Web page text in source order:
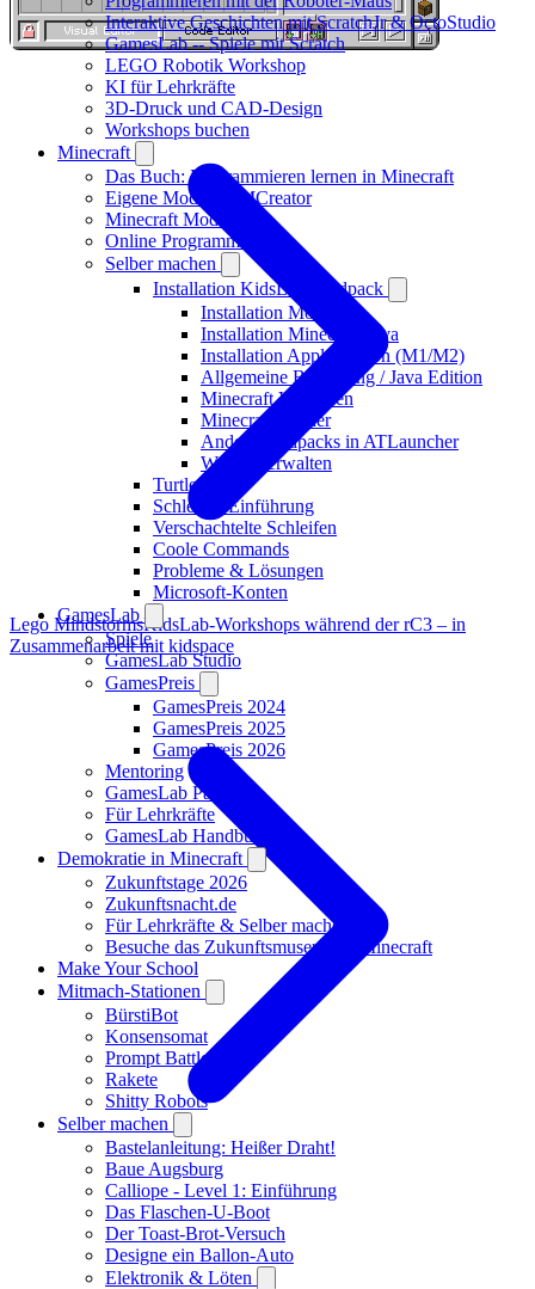
Interaktive Geschichten mit ScratchJr & OctoStudio
GamesLab -- Spiele mit Scratch
LEGO Robotik Workshop
KI für Lehrkräfte
3D-Druck und CAD-Design
Workshops buchen
Minecraft
Das Buch: Programmieren lernen in Minecraft
Eigene Mods mit MCreator
Minecraft Mods
Online Programmierkurs
Selber machen
Installation KidsLab-Modpack
Installation ModPack
Installation Minecraft Java
Installation Apple Silicon (M1/M2)
Allgemeine Bedienung / Java Edition
Minecraft Versionen
Minecraft Shader
Andere Modpacks in ATLauncher
Welten verwalten
TurtleCity
Schleifen Einführung
Verschachtelte Schleifen
Coole Commands
Probleme & Lösungen
Microsoft-Konten
GamesLab
Spiele
GamesLab Studio
GamesPreis
GamesPreis 2024
GamesPreis 2025
GamesPreis 2026
Mentoring
GamesLab Partner
Für Lehrkräfte
GamesLab Handbuch
Demokratie in Minecraft
Zukunftstage 2026
Zukunftsnacht.de
Für Lehrkräfte & Selber machen
Besuche das Zukunftsmuseum in Minecraft
Make Your School
Mitmach-Stationen
BürstiBot
Konsensomat
Prompt Battle
Rakete
Shitty Robots
Selber machen
Bastelanleitung: Heißer Draht!
Baue Augsburg
Calliope - Level 1: Einführung
Das Flaschen-U-Boot
Der Toast-Brot-Versuch
Designe ein Ballon-Auto
Elektronik & Löten
Lego MindstormsKidsLab-Workshops während der rC3 – in
Zusammenarbeit mit kidspace